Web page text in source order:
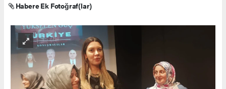
Habere Ek Fotoğraf(lar)